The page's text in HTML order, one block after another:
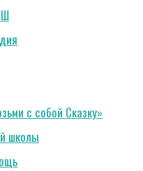
с собой Сказку»
школы